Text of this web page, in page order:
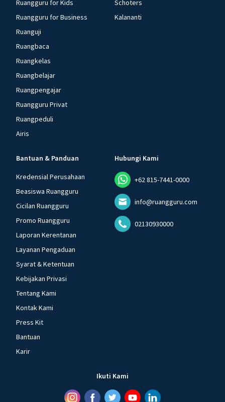
Ruangguru for Kids
Ruangguru for Business
Ruanguji
Ruangbaca
Ruangkelas
Ruangbelajar
Ruangpengajar
Ruangguru Privat
Ruangpeduli
Airis
Schoters
Kalananti
Bantuan & Panduan
Kredensial Perusahaan
Beasiswa Ruangguru
Cicilan Ruangguru
Promo Ruangguru
Laporan Kerentanan
Layanan Pengaduan
Syarat & Ketentuan
Kebijakan Privasi
Tentang Kami
Kontak Kami
Press Kit
Bantuan
Karir
Hubungi Kami
+62 815-7441-0000
info@ruangguru.com
02130930000
Ikuti Kami